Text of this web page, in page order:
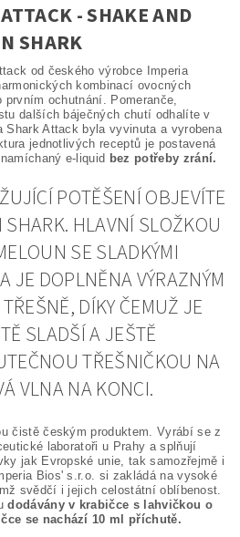
- SHAKE AND
SHARK
od českého výrobce Imperia
kombinací ovocných
ochutnání. Pomeranče,
dalších báječných chutí odhalíte v
Shark Attack byla vyvinuta a vyrobena
jednotlivých receptů je postavená
e-liquid bez potřeby zrání.
POTĚŠENÍ OBJEVÍTE
HLAVNÍ SLOŽKOU
SE SLADKÝMI
JE DOPLNĚNA VÝRAZNÝM
DÍKY ČEMUŽ JE
SLADŠÍ A JEŠTĚ
TŘEŠNIČKOU NA
VLNA NA KONCI.
čistě českým produktem. Vyrábí se z
laboratoři u Prahy a splňují
jak Evropské unie, tak samozřejmě i
Bios' s.r.o. si zakládá na vysoké
svědčí i jejich celostátní oblíbenost.
dodávány v krabičce s lahvičkou o
se nachází 10 ml příchutě.